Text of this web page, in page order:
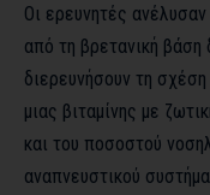
Οι ερευνητές
από τη βρετανική βάση
διερευνήσουν τη
μιας βιταμίνης με
και του ποσοστού
αναπνευστικού